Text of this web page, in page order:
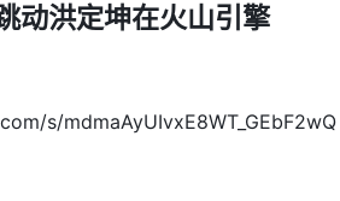
洪定坤在火山引擎
s/mdmaAyUIvxE8WT_GEbF2wQ